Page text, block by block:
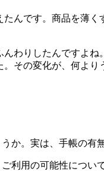
んです。商品を薄く
わりしたんですよ
その変化が、何より
。実は、手帳の有
利用の可能性につ